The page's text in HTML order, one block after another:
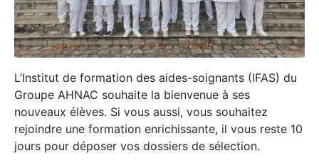
L’Institut de formation des aides-soignants (IFAS) du
Groupe AHNAC souhaite la bienvenue à ses
nouveaux élèves. Si vous aussi, vous souhaitez
rejoindre une formation enrichissante, il vous reste 10
jours pour déposer vos dossiers de sélection.